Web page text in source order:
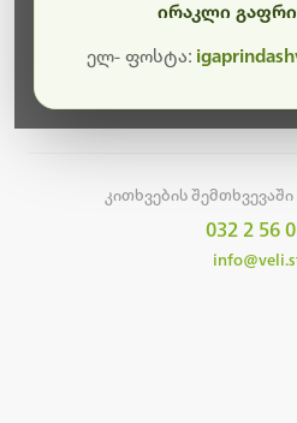
კითხვების
032 2 56
ირაკლი
ელ- ფოსტა: